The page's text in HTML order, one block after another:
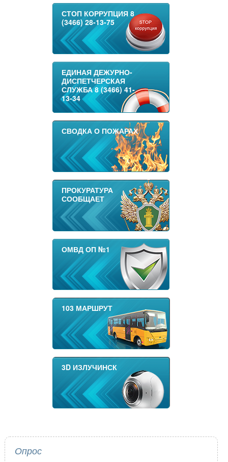
СТОП КОРРУПЦИЯ 8
(3466) 28-13-75
ЕДИНАЯ ДЕЖУРНО-
ДИСПЕТЧЕРСКАЯ
СЛУЖБА 8 (3466) 41-
13-34
СВОДКА О ПОЖАРАХ
ПРОКУРАТУРА
СООБЩАЕТ
ОМВД ОП №1
103 МАРШРУТ
3D ИЗЛУЧИНСК
Опрос